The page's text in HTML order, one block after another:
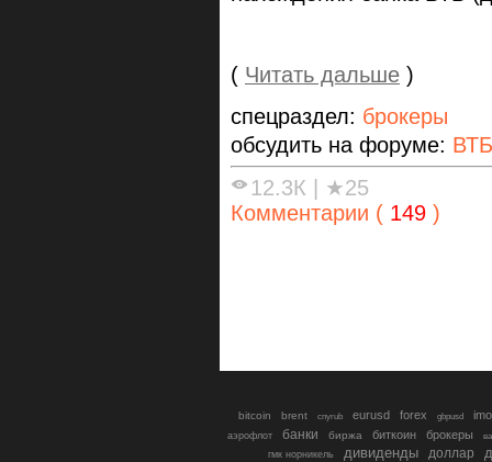
( Читать дальше )
спецраздел: брокеры
обсудить на форуме:
12.3К
★25
Комментарии ( 149 )
bitcoin brent cnyrub eurusd forex gbpusd
аэрофлот банки биржа биткоин брокеры
гмк норникель
дивиденды доллар